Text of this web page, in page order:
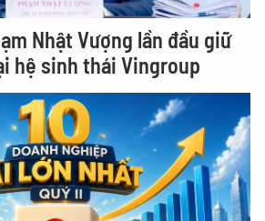
Nhật Vượng lần đầu giữ
hệ sinh thái Vingroup